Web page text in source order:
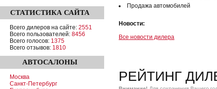
СТАТИСТИКА САЙТА
Всего дилеров на сайте: 2551
Всего пользователей: 8456
Всего голосов: 1375
Всего отзывов: 1810
АВТОСАЛОНЫ
Москва
Санкт-Петербург
Продажа автомобилей
Новости:
Все новости дилера
РЕЙТИНГ